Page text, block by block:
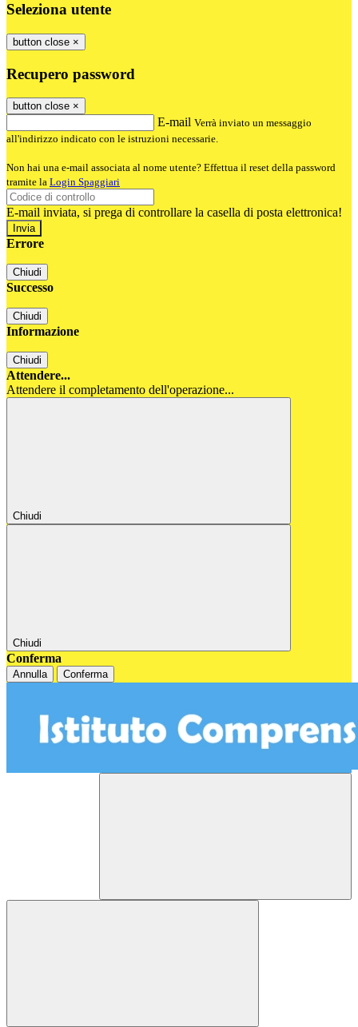
Seleziona utente
button close ×
Recupero password
button close ×
E-mail Verrà inviato un messaggio
all'indirizzo indicato con le istruzioni necessarie.
Non hai una e-mail associata al nome utente? Effettua il reset della password
tramite la Login Spaggiari
E-mail inviata, si prega di controllare la casella di posta elettronica!
Errore
Chiudi
Successo
Chiudi
Informazione
Chiudi
Attendere...
Attendere il completamento dell'operazione...
Chiudi
Chiudi
Conferma
Annulla Conferma